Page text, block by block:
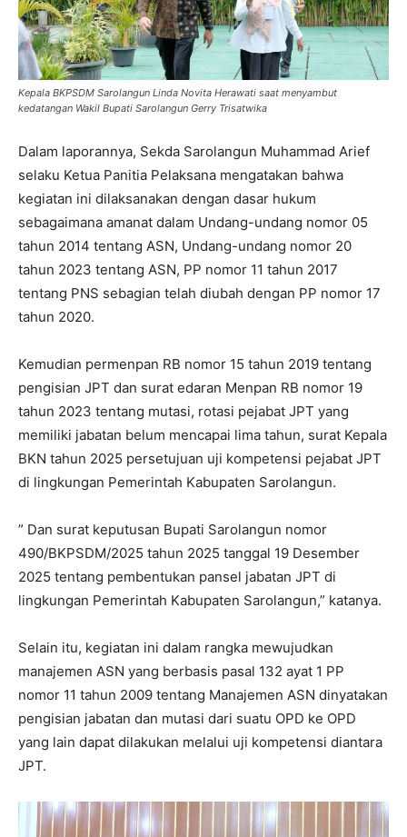
Kepala BKPSDM Sarolangun Linda Novita Herawati saat menyambut
kedatangan Wakil Bupati Sarolangun Gerry Trisatwika
Dalam laporannya, Sekda Sarolangun Muhammad Arief
selaku Ketua Panitia Pelaksana mengatakan bahwa
kegiatan ini dilaksanakan dengan dasar hukum
sebagaimana amanat dalam Undang-undang nomor 05
tahun 2014 tentang ASN, Undang-undang nomor 20
tahun 2023 tentang ASN, PP nomor 11 tahun 2017
tentang PNS sebagian telah diubah dengan PP nomor 17
tahun 2020.
Kemudian permenpan RB nomor 15 tahun 2019 tentang
pengisian JPT dan surat edaran Menpan RB nomor 19
tahun 2023 tentang mutasi, rotasi pejabat JPT yang
memiliki jabatan belum mencapai lima tahun, surat Kepala
BKN tahun 2025 persetujuan uji kompetensi pejabat JPT
di lingkungan Pemerintah Kabupaten Sarolangun.
” Dan surat keputusan Bupati Sarolangun nomor
490/BKPSDM/2025 tahun 2025 tanggal 19 Desember
2025 tentang pembentukan pansel jabatan JPT di
lingkungan Pemerintah Kabupaten Sarolangun,” katanya.
Selain itu, kegiatan ini dalam rangka mewujudkan
manajemen ASN yang berbasis pasal 132 ayat 1 PP
nomor 11 tahun 2009 tentang Manajemen ASN dinyatakan
pengisian jabatan dan mutasi dari suatu OPD ke OPD
yang lain dapat dilakukan melalui uji kompetensi diantara
JPT.